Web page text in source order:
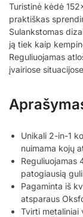
Turistinė kėdė
praktiškas
Sulankstomas
ją tiek kaip
Reguliuojamas
įvairiose
Unikali 2-in-1
nuimama kojų
Reguliuojamas
patogiausią
Pagaminta iš
atsparaus
Tvirti metaliniai